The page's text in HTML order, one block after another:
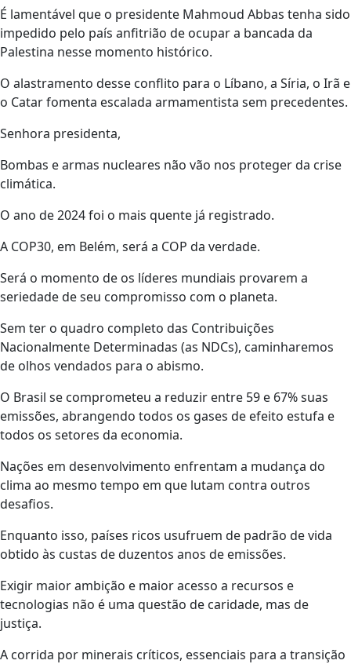
É lamentável que o presidente Mahmoud Abbas tenha sido
impedido pelo país anfitrião de ocupar a bancada da
Palestina nesse momento histórico.
O alastramento desse conflito para o Líbano, a Síria, o Irã e
o Catar fomenta escalada armamentista sem precedentes.
Senhora presidenta,
Bombas e armas nucleares não vão nos proteger da crise
climática.
O ano de 2024 foi o mais quente já registrado.
A COP30, em Belém, será a COP da verdade.
Será o momento de os líderes mundiais provarem a
seriedade de seu compromisso com o planeta.
Sem ter o quadro completo das Contribuições
Nacionalmente Determinadas (as NDCs), caminharemos
de olhos vendados para o abismo.
O Brasil se comprometeu a reduzir entre 59 e 67% suas
emissões, abrangendo todos os gases de efeito estufa e
todos os setores da economia.
Nações em desenvolvimento enfrentam a mudança do
clima ao mesmo tempo em que lutam contra outros
desafios.
Enquanto isso, países ricos usufruem de padrão de vida
obtido às custas de duzentos anos de emissões.
Exigir maior ambição e maior acesso a recursos e
tecnologias não é uma questão de caridade, mas de
justiça.
A corrida por minerais críticos, essenciais para a transição